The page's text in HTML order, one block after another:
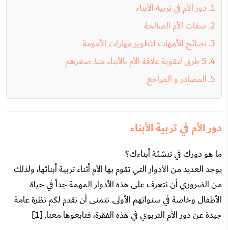
دور الأم في تربية الأبناء
صفات الأم الصالحة
نصائح للأمهات لتطوير مهارات الأمومة
5 طرق لتقوية علاقة الأم بالأبناء منذ صغرهم
المصادر و المراجع
دور الأم في تربية الأبناء
ما هو دورك في تنشئة أبناءك؟
يوجد العديد من الأدوار التي تقوم بها الأم أثناء تربية أبنائها، ولذلك
من الضروري أن نتعرف على هذه الأدوار المهمة جداً في حياة
الأطفال وخاصة في سنواتهم الأولى. نتمنى أن نقدم لكم نظرة عامة
جيدة عن دور الأم التربوي في هذه الفقرة، فتابعوها معنا. [1]